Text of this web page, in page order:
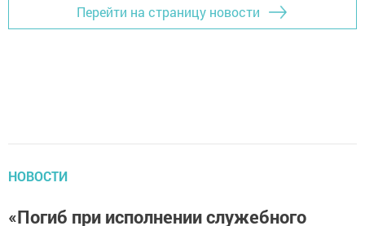
Перейти на страницу новости
НОВОСТИ
«Погиб при исполнении служебного